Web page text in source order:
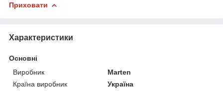
Приховати
Характеристики
Основні
Виробник
Marten
Країна виробник
Україна